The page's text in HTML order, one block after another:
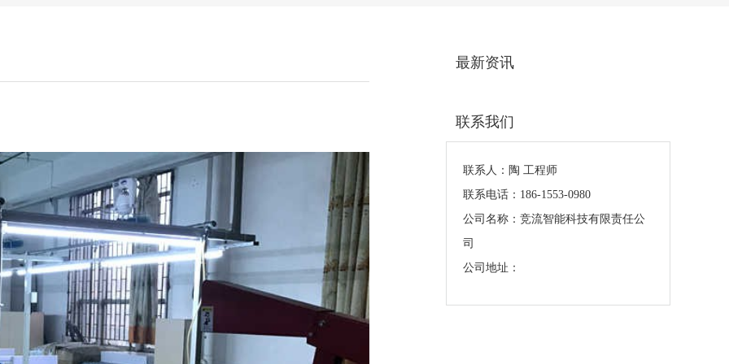
最新资讯
联系我们
联系人：陶 工程师
联系电话：186-1553-0980
公司名称：竞流智能科技有限责任公
司
公司地址：